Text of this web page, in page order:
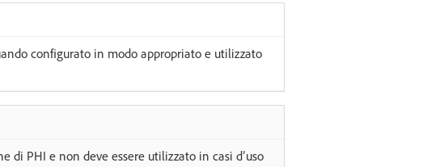
configurato in modo appropriato e utilizzato
di PHI e non deve essere utilizzato in casi d’uso